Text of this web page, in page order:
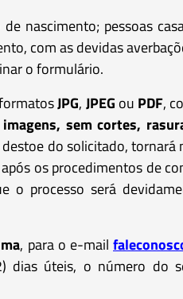
nascimento; pessoas
com as devidas
o formulário.
JPG, JPEG ou PDF,
sem cortes,
do solicitado, tornará
os procedimentos de
o processo será
, para o e-mail
dias úteis, o número do